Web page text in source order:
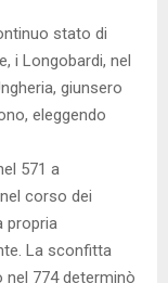
stato di
i Longobardi, nel
giunsero
eleggendo
571 a
corso dei
propria
La sconfitta
nel 774 determinò